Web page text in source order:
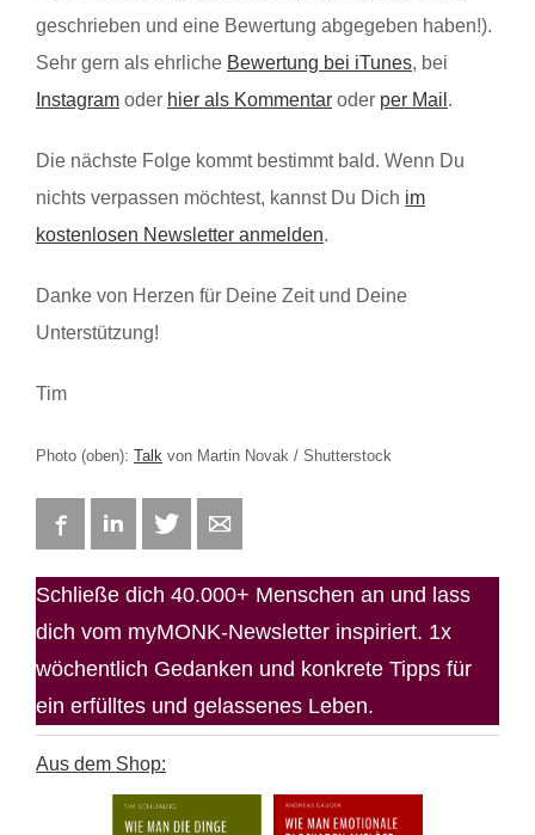
geschrieben und eine Bewertung abgegeben haben!).
Sehr gern als ehrliche Bewertung bei iTunes, bei
Instagram oder hier als Kommentar oder per Mail .
Die nächste Folge kommt bestimmt bald. Wenn Du
nichts verpassen möchtest, kannst Du Dich im
kostenlosen Newsletter anmelden.
Danke von Herzen für Deine Zeit und Deine
Unterstützung!
Tim
Photo (oben): Talk von Martin Novak / Shutterstock
FacebookLinkedIn Twitter
Schließe dich 40.000+ Menschen an und lass
dich vom myMONK-Newsletter inspiriert. 1x
wöchentlich Gedanken und konkrete Tipps für
ein erfülltes und gelassenes Leben.
Aus dem Shop: